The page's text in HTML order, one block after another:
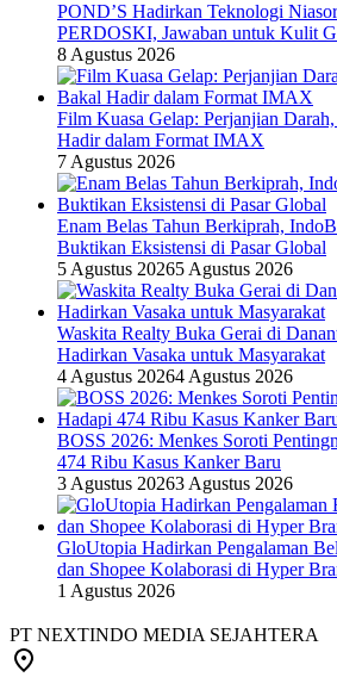
POND’S Hadirkan Teknologi
PERDOSKI, Jawaban untuk Kulit
8 Agustus 2026
Film Kuasa Gelap: Perjanjian
Hadir dalam Format IMAX
7 Agustus 2026
Enam Belas Tahun Berkiprah,
Buktikan Eksistensi di Pasar Global
5 Agustus 20265 Agustus 2026
Waskita Realty Buka Gerai di
Hadirkan Vasaka untuk Masyarakat
4 Agustus 20264 Agustus 2026
BOSS 2026: Menkes Soroti
474 Ribu Kasus Kanker Baru
3 Agustus 20263 Agustus 2026
GloUtopia Hadirkan Pengalaman
dan Shopee Kolaborasi di Hyper
1 Agustus 2026
PT NEXTINDO MEDIA SEJAHTERA